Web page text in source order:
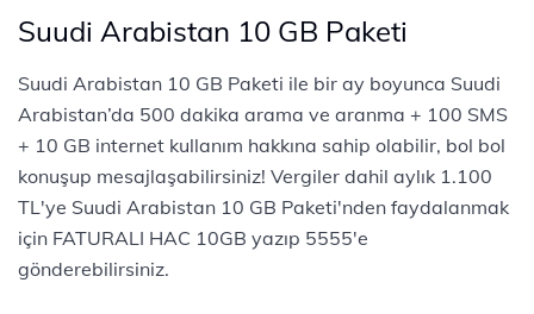
Suudi Arabistan 10 GB Paketi
Suudi Arabistan 10 GB Paketi ile bir ay boyunca Suudi
Arabistan’da 500 dakika arama ve aranma + 100 SMS
+ 10 GB internet kullanım hakkına sahip olabilir, bol bol
konuşup mesajlaşabilirsiniz! Vergiler dahil aylık 1.100
TL'ye Suudi Arabistan 10 GB Paketi'nden faydalanmak
için FATURALI HAC 10GB yazıp 5555'e
gönderebilirsiniz.